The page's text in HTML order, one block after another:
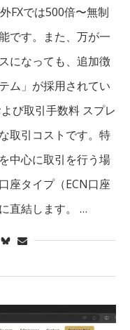
FXでは500倍〜無制
です。また、万が一
になっても、追加徴
ム」が採用されてい
び取引手数料 スプレ
取引コストです。特
中心に取引を行う場
座タイプ（ECN口座
直結します。 …